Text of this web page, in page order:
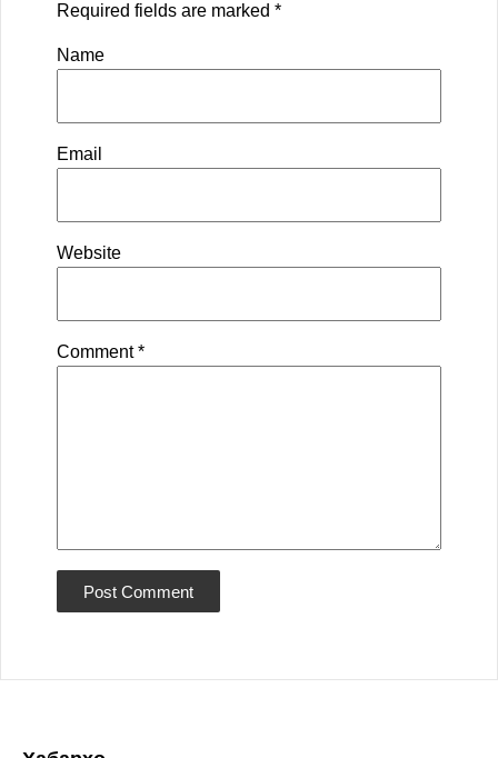
Required fields are marked *
Name
Email
Website
Comment*